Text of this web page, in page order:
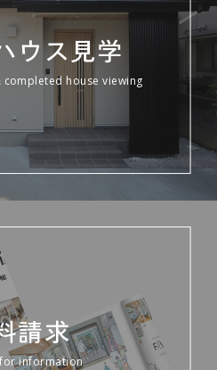
ウス見学
house viewing
請求
information